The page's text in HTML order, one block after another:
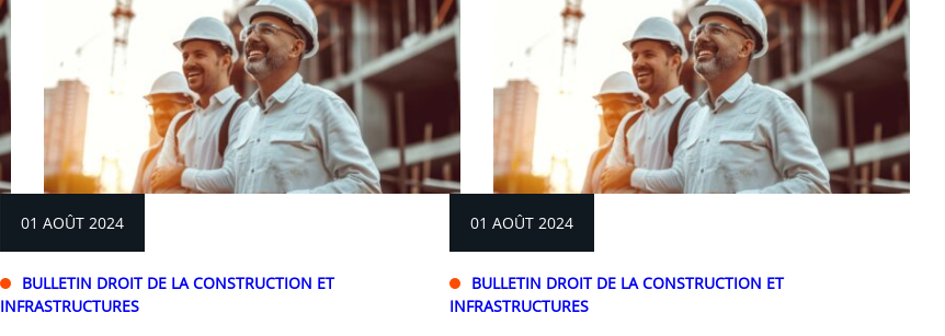
01 AOÛT 2024
BULLETIN DROIT DE LA CONSTRUCTION ET
INFRASTRUCTURES
01 AOÛT 2024
BULLETIN DROIT DE LA CONSTRUCTION ET
INFRASTRUCTURES